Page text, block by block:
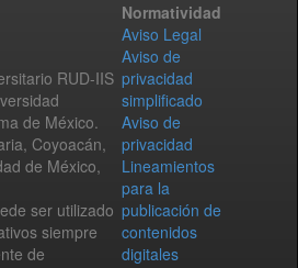
RUD-IIS
de México.
Coyoacán,
de México,
ser utilizado
siempre
de
Normatividad
Aviso Legal
Aviso de
privacidad
simplificado
Aviso de
privacidad
Lineamientos
para la
publicación de
contenidos
digitales